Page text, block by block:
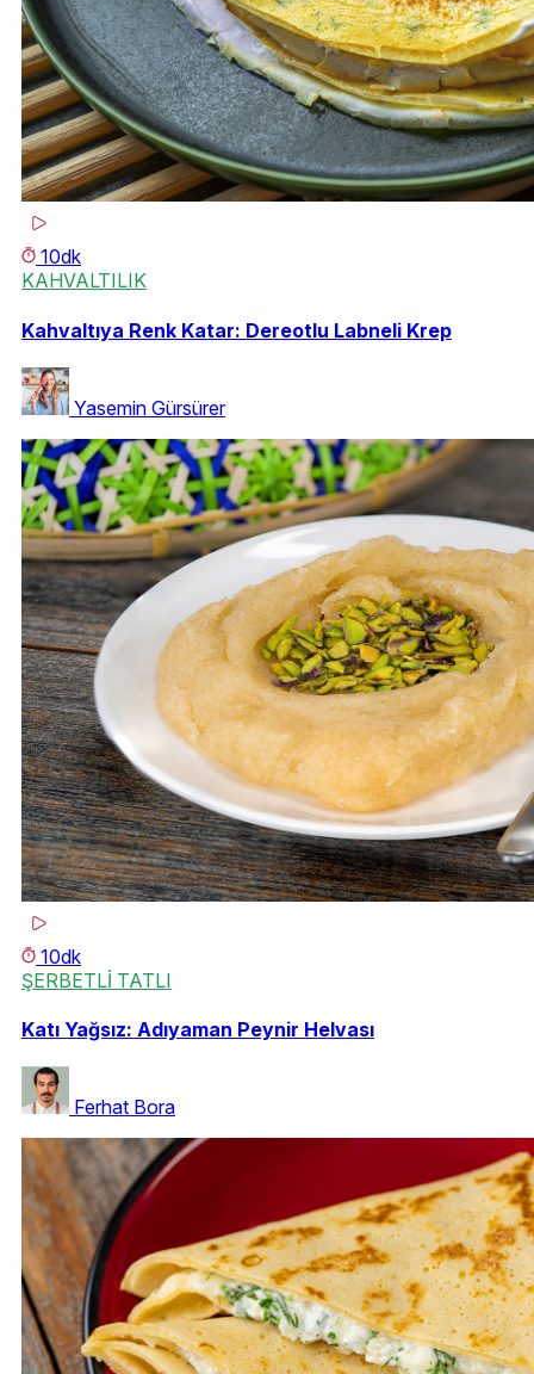
10dk
KAHVALTILIK
Kahvaltıya Renk Katar: Dereotlu Labneli Krep
Yasemin Gürsürer
10dk
ŞERBETLİ TATLI
Katı Yağsız: Adıyaman Peynir Helvası
Ferhat Bora